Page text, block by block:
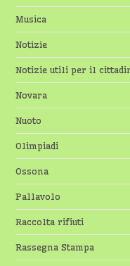
Musica
Notizie
Notizie utili per il
Novara
Nuoto
Olimpiadi
Ossona
Pallavolo
Raccolta rifiuti
Rassegna Stampa